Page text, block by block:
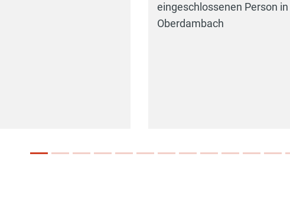
eingeschlossenen Person in
Oberdambach